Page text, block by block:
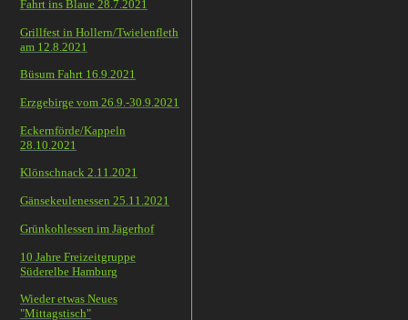
Fahrt ins Blaue 28.7.2021
Grillfest in Hollern/Twielenfleth
am 12.8.2021
Büsum Fahrt 16.9.2021
Erzgebirge vom 26.9.-30.9.2021
Eckernförde/Kappeln
28.10.2021
Klönschnack 2.11.2021
Gänsekeulenessen 25.11.2021
Grünkohlessen im Jägerhof
10 Jahre Freizeitgruppe
Süderelbe Hamburg
Wieder etwas Neues
"Mittagstisch"